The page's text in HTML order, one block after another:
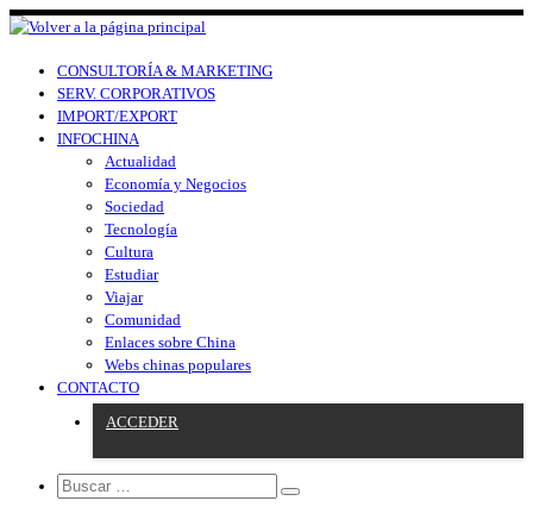
CONSULTORÍA & MARKETING
SERV. CORPORATIVOS
IMPORT/EXPORT
INFOCHINA
Actualidad
Economía y Negocios
Sociedad
Tecnología
Cultura
Estudiar
Viajar
Comunidad
Enlaces sobre China
Webs chinas populares
CONTACTO
ACCEDER
Search